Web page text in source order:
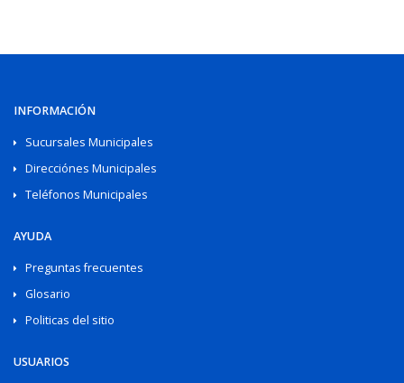
INFORMACIÓN
Sucursales Municipales
Direcciónes Municipales
Teléfonos Municipales
AYUDA
Preguntas frecuentes
Glosario
Politicas del sitio
USUARIOS